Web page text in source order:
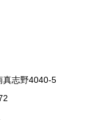
真志野4040-5